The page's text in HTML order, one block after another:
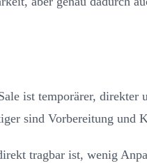
ist temporärer,
sind Vorbereitung und
tragbar ist, wenig